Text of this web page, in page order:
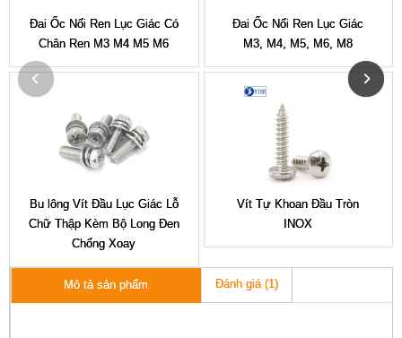
Đai Ốc Nối Ren Lục Giác Có
Chân Ren M3 M4 M5 M6
Đai Ốc Nối Ren Lục Giác
M3, M4, M5, M6, M8
Bu lông Vít Đầu Lục Giác Lỗ
Chữ Thập Kèm Bộ Long Đen
Chống Xoay
Vít Tự Khoan Đầu Tròn
INOX
Mô tả sản phẩm Đánh giá (1)